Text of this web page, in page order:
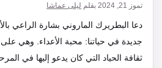
تموز 21, 2024 بقلم ليلى عماشا
دعا البطريرك الماروني بشارة الراعي
جديدة في حياتنا: محبة الأعداء. وهي على
ثقافة الحياد التي كان يدعو إليها في